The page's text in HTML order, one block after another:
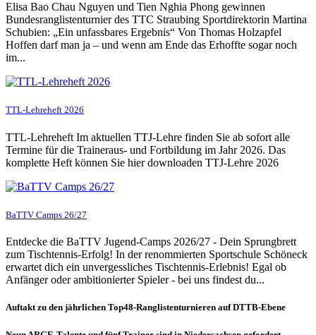
Elisa Bao Chau Nguyen und Tien Nghia Phong gewinnen
Bundesranglistenturnier des TTC Straubing Sportdirektorin Martina
Schubien: „Ein unfassbares Ergebnis“ Von Thomas Holzapfel
Hoffen darf man ja – und wenn am Ende das Erhoffte sogar noch
im...
TTL-Lehreheft 2026
TTL-Lehreheft Im aktuellen TTJ-Lehre finden Sie ab sofort alle
Termine für die Traineraus- und Fortbildung im Jahr 2026. Das
komplette Heft können Sie hier downloaden TTJ-Lehre 2026
BaTTV Camps 26/27
Entdecke die BaTTV Jugend-Camps 2026/27 - Dein Sprungbrett
zum Tischtennis-Erfolg! In der renommierten Sportschule Schöneck
erwartet dich ein unvergessliches Tischtennis-Erlebnis! Egal ob
Anfänger oder ambitionierter Spieler - bei uns findest du...
Auftakt zu den jährlichen Top48-Ranglistenturnieren auf DTTB-Ebene